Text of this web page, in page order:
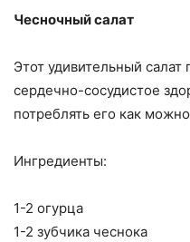
Чесночный салат
Этот удивительный
сердечно-сосудистое
потреблять его как
Ингредиенты:
1-2 огурца
1-2 зубчика чеснока